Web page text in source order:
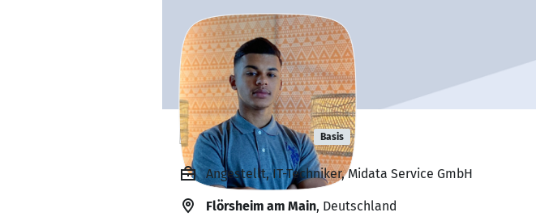
Hamza Iouar Basis
Angestellt, IT-Techniker, Midata Service GmbH
Flörsheim am Main, Deutschland